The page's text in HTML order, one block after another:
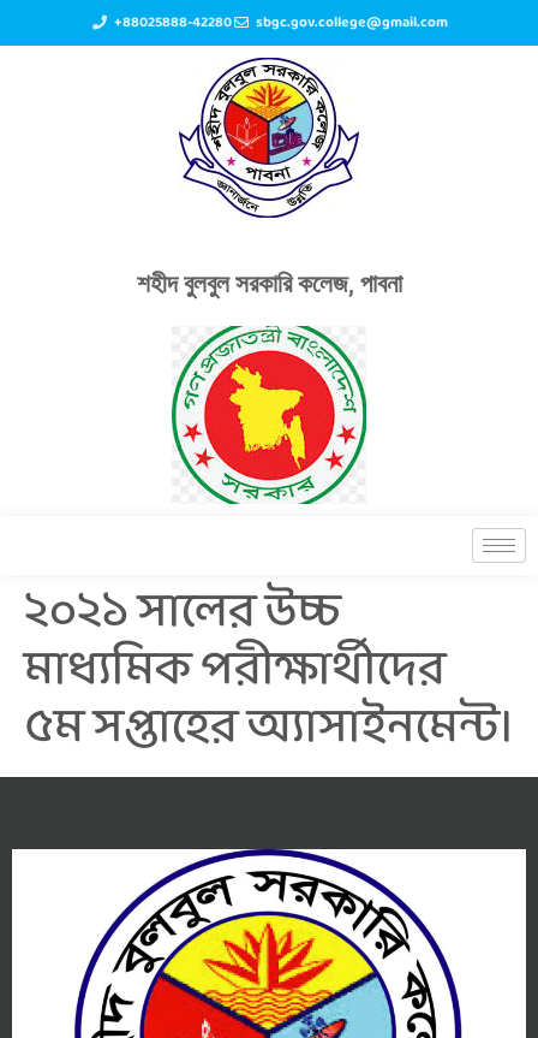
+88025888-42280 sbgc.gov.college@gmail.com
শহীদ বুলবুল সরকারি কলেজ, পাবনা
২০২১ সালের উচ্চ
মাধ্যমিক পরীক্ষার্থীদের
৫ম সপ্তাহের অ্যাসাইনমেন্ট।